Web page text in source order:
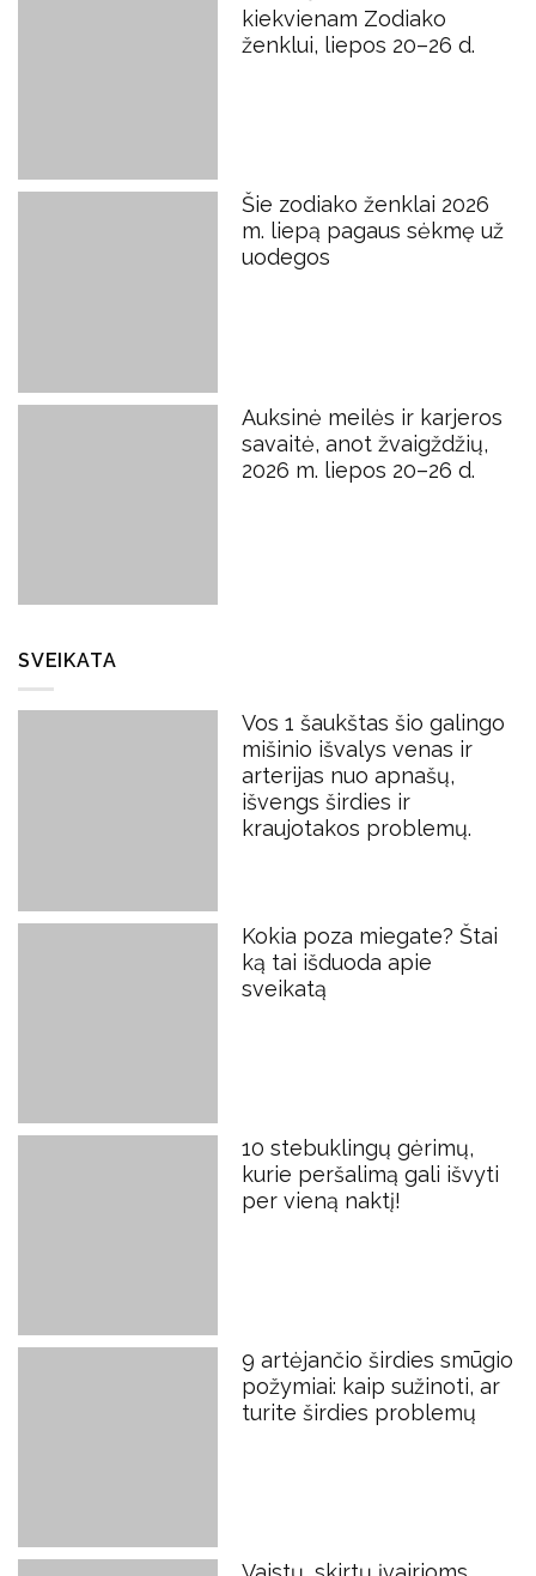
kiekvienam Zodiako
ženklui, liepos 20–26 d.
Šie zodiako ženklai 2026
m. liepą pagaus sėkmę už
uodegos
Auksinė meilės ir karjeros
savaitė, anot žvaigždžių,
2026 m. liepos 20–26 d.
SVEIKATA
Vos 1 šaukštas šio galingo
mišinio išvalys venas ir
arterijas nuo apnašų,
išvengs širdies ir
kraujotakos problemų.
Kokia poza miegate? Štai
ką tai išduoda apie
sveikatą
10 stebuklingų gėrimų,
kurie peršalimą gali išvyti
per vieną naktį!
9 artėjančio širdies smūgio
požymiai: kaip sužinoti, ar
turite širdies problemų